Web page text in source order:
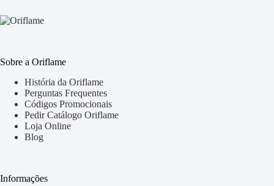
Sobre a Oriflame
História da Oriflame
Perguntas Frequentes
Códigos Promocionais
Pedir Catálogo Oriflame
Loja Online
Blog
Informações